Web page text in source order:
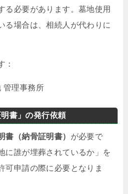
る必要があります。墓地使用
る場合は、相続人が代わりに
：
管理事務所
明書」の発行依頼
書（納骨証明書） が必要で
に誰が埋葬されているか」を
可申請の際に必要となりま